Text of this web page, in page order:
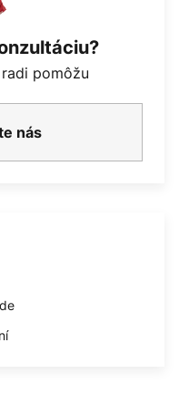
pomôžu
nás